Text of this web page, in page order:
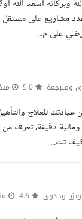
وبركاته أسعد الله
مشاريع على مستقل
على م...
ومترجمة منذ 11
للعلاج
دقيقة، تعرف
تت...
وجدوى منذ